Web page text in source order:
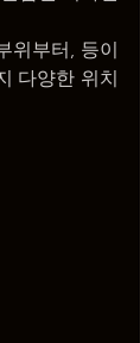
위부터, 등이
다양한 위치